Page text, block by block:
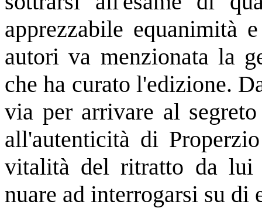
apprezzabile equanimità
autori va menzionata la
che ha curato l'edizione.
via per arrivare al
all'autenticità di
vitalità del ritratto da lui
nuare ad interrogarsi su di